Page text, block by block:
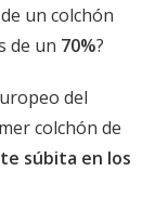
un colchón
de un 70%?
del
colchón de
súbita en los